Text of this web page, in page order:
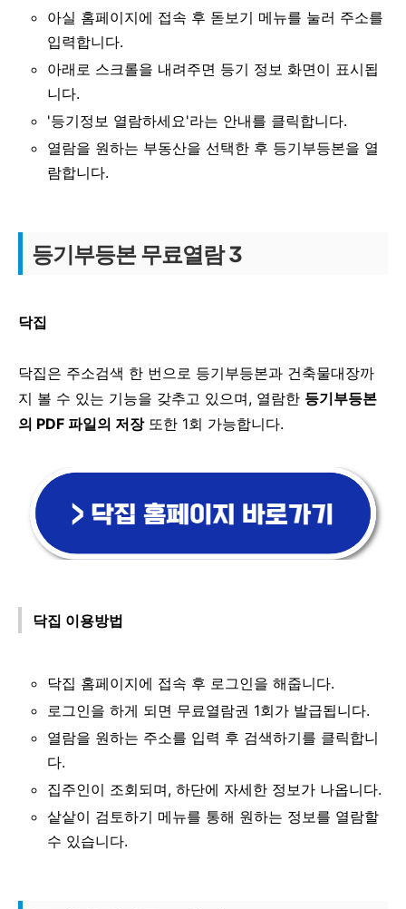
아실 홈페이지에 접속 후 돋보기 메뉴를 눌러 주소를
입력합니다.
아래로 스크롤을 내려주면 등기 정보 화면이 표시됩
니다.
'등기정보 열람하세요'라는 안내를 클릭합니다.
열람을 원하는 부동산을 선택한 후 등기부등본을 열
람합니다.
등기부등본 무료열람 3
닥집
닥집은 주소검색 한 번으로 등기부등본과 건축물대장까
지 볼 수 있는 기능을 갖추고 있으며, 열람한 등기부등본
의 PDF 파일의 저장또한 1회 가능합니다.
닥집 이용방법
닥집 홈페이지에 접속 후 로그인을 해줍니다.
로그인을 하게 되면 무료열람권 1회가 발급됩니다.
열람을 원하는 주소를 입력 후 검색하기를 클릭합니
다.
집주인이 조회되며, 하단에 자세한 정보가 나옵니다.
샅샅이 검토하기 메뉴를 통해 원하는 정보를 열람할
수 있습니다.